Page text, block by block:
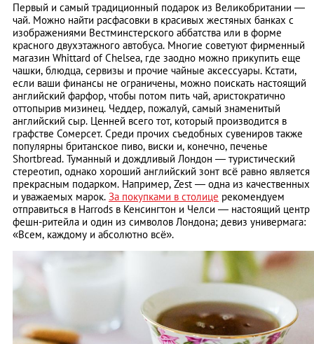
Первый и самый традиционный подарок из Великобритании —
чай. Можно найти расфасовки в красивых жестяных банках с
изображениями Вестминстерского аббатства или в форме
красного двухэтажного автобуса. Многие советуют фирменный
магазин Whittard of Chelsea, где заодно можно прикупить еще
чашки, блюдца, сервизы и прочие чайные аксессуары. Кстати,
если ваши финансы не ограничены, можно поискать настоящий
английский фарфор, чтобы потом пить чай, аристократично
оттопырив мизинец. Чеддер, пожалуй, самый знаменитый
английский сыр. Ценней всего тот, который производится в
графстве Сомерсет. Среди прочих съедобных сувениров также
популярны британское пиво, виски и, конечно, печенье
Shortbreаd. Туманный и дождливый Лондон — туристический
стереотип, однако хороший английский зонт всё равно является
прекрасным подарком. Например, Zest — одна из качественных
и уважаемых марок. За покупками в столице рекомендуем
отправиться в Harrods в Кенсингтон и Челси — настоящий центр
фешн-ритейла и один из символов Лондона; девиз универмага:
«Всем, каждому и абсолютно всё».